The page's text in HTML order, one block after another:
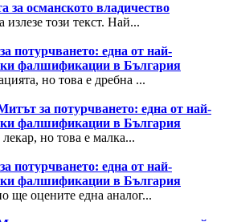
за османското владичество
излезе този текст. Най...
потурчването: една от най-
фалшификации в България
но това е дребна ...
за потурчването: една от най-
фалшификации в България
но това е малка...
потурчването: една от най-
фалшификации в България
ще оцените една аналог...